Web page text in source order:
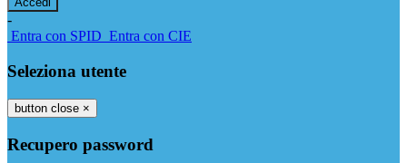
-
Entra con SPID Entra con CIE
Seleziona utente
button close ×
Recupero password